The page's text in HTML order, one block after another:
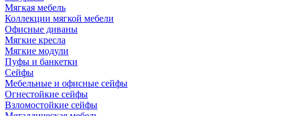
Мягкая мебель
Коллекции мягкой мебели
Офисные диваны
Мягкие кресла
Мягкие модули
Пуфы и банкетки
Сейфы
Мебельные и офисные сейфы
Огнестойкие сейфы
Взломостойкие сейфы